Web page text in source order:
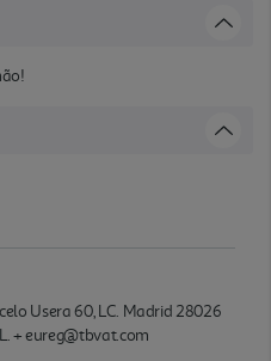
Usera 60, LC. Madrid 28026
+ eureg@tbvat.com